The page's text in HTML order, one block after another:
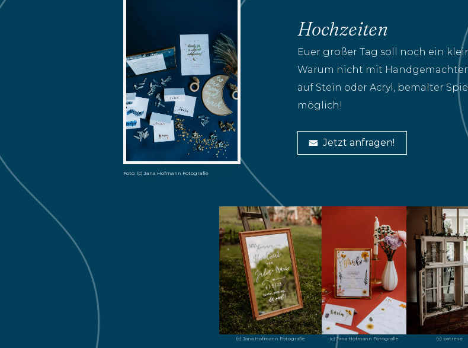
Foto: (c) Jana Hofmann Fotografie
Hochzeiten
Euer großer Tag soll noch ein
Warum nicht mit
auf Stein oder Acryl, bemalter
möglich!
Jetzt anfragen!
(c) Jana Hofmann Fotografie (c) Jana Hofmann Fotografie (c) patrese